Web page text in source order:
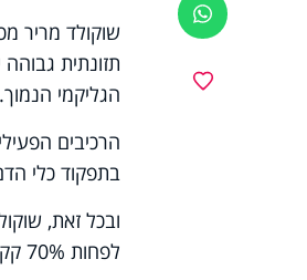
ווטסאפ
תזונתית
הגליקמי הנמוך.
בתפקוד כלי
ובכל זאת,
לפחות 70% קקאו. "היתרונות הבריאותיים קיימים, אבל כמו תמיד – המינון עושה את ההבדל", מסכמת מלכה.